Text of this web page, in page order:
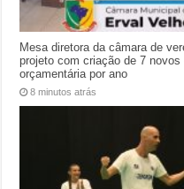
Mesa diretora da câmara de
projeto com criação de 7
orçamentária por ano
8 minutos atrás